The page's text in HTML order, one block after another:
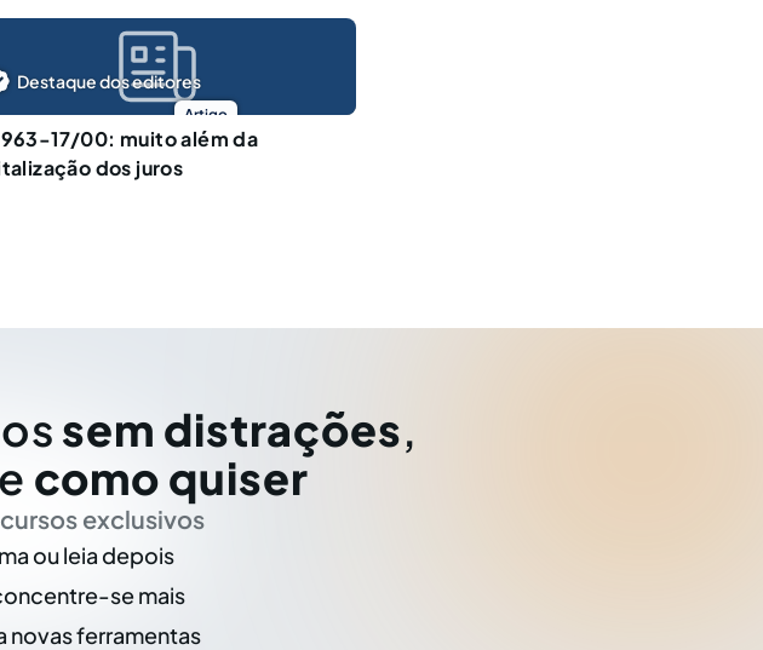
Artigo
Destaque dos editores
17/00: muito além da
dos juros
sem distrações,
e como quiser
exclusivos
ou leia depois
se mais
novas ferramentas